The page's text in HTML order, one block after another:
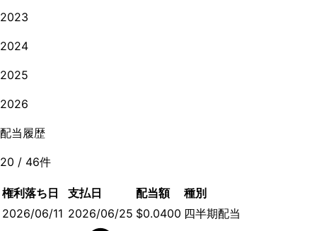
2023
2024
2025
2026
配当履歴
20 / 46件
権利落ち日 支払日 配当額
種別
2026/06/11 2026/06/25 $0.0400 四半期配当